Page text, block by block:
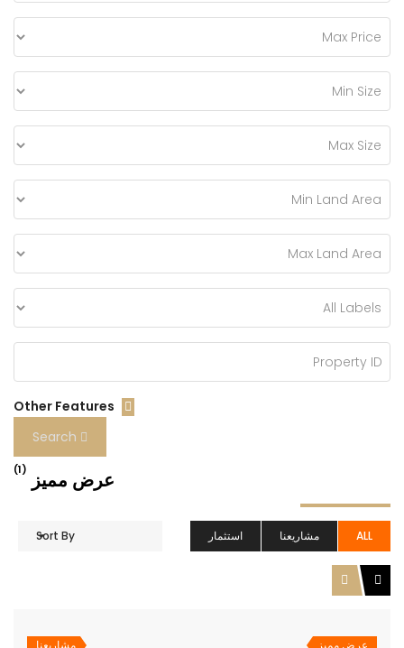
عرض مميز (1)
ALL مشاريعنا استثمار Sort By
عرض مميز مشاريعنا